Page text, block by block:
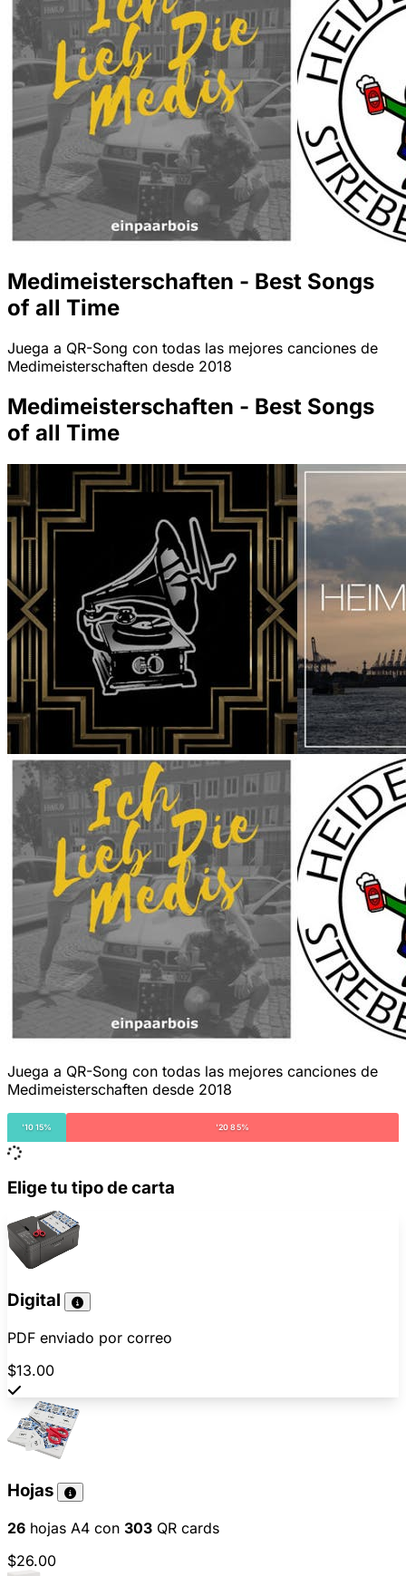
Medimeisterschaften - Best Songs
of all Time
Juega a QR-Song con todas las mejores canciones de
Medimeisterschaften desde 2018
Medimeisterschaften - Best Songs
of all Time
Juega a QR-Song con todas las mejores canciones de
Medimeisterschaften desde 2018
'10 15% '20 85%
Elige tu tipo de carta
Digital
PDF enviado por correo
$13.00
Hojas
26 hojas A4 con 303 QR cards
$26.00